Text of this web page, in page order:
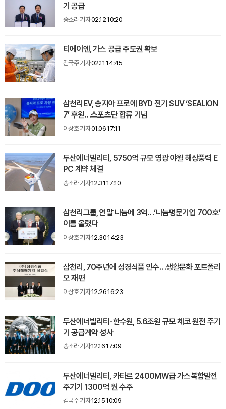
기 공급
송소라 기자02.12 10:20
티에이엔, 가스 공급 주도권 확보
김국주 기자02.11 14:45
삼천리EV, 송지아 프로에 BYD 전기 SUV ‘SEALION
7’ 후원…스포츠단 합류 기념
이상호 기자01.06 17:11
두산에너빌리티, 5750억 규모 영광 야월 해상풍력 E
PC 계약 체결
송소라 기자12.31 17:10
삼천리그룹, 연말 나눔에 3억…‘나눔명문기업 700호’
이름 올렸다
이상호 기자12.30 14:23
삼천리, 70주년에 성경식품 인수…생활문화 포트폴리
오 재편
이상호 기자12.26 16:23
두산에너빌리티-한수원, 5.6조원 규모 체코 원전 주기
기 공급계약 성사
송소라 기자12.16 17:09
두산에너빌리티, 카타르 2400MW급 가스복합발전
주기기 1300억 원 수주
김국주 기자12.15 10:09